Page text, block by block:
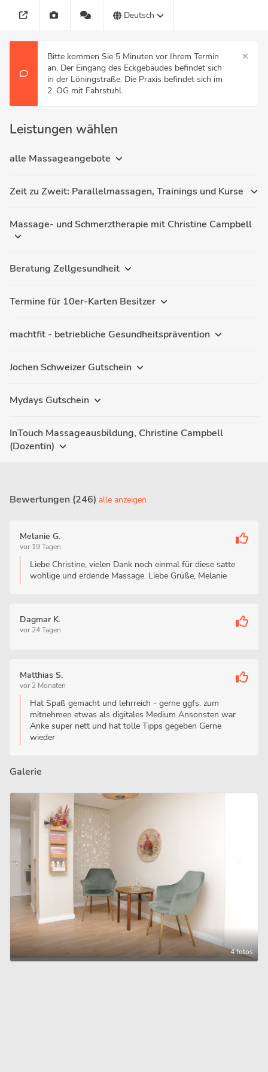
Deutsch
Bitte kommen Sie 5 Minuten vor Ihrem Termin
an. Der Eingang des Eckgebäudes befindet sich
in der Löningstraße. Die Praxis befindet sich im
2. OG mit Fahrstuhl.
Leistungen wählen
alle Massageangebote
Zeit zu Zweit: Parallelmassagen, Trainings und Kurse
Massage- und Schmerztherapie mit Christine Campbell
Beratung Zellgesundheit
Termine für 10er-Karten Besitzer
machtfit - betriebliche Gesundheitsprävention
Jochen Schweizer Gutschein
Mydays Gutschein
InTouch Massageausbildung, Christine Campbell
(Dozentin)
Bewertungen (246) alle anzeigen
Melanie G.
vor 19 Tagen
Liebe Christine, vielen Dank noch einmal für diese satte
wohlige und erdende Massage. Liebe Grüße, Melanie
Dagmar K.
vor 24 Tagen
Matthias S.
vor 2 Monaten
Hat Spaß gemacht und lehrreich - gerne ggfs. zum
mitnehmen etwas als digitales Medium Ansonsten war
Anke super nett und hat tolle Tipps gegeben Gerne
wieder
Galerie
4 fotos